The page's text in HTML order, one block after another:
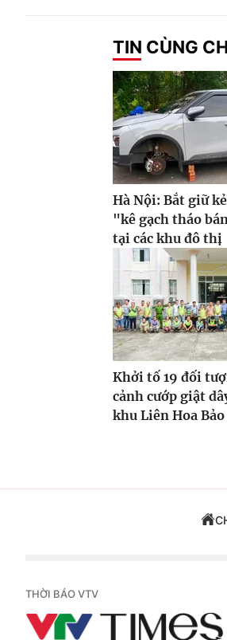
TIN CÙNG
Hà Nội: Bắt giữ
"kê gạch tháo
tại các khu đô thị
Khởi tố 19 đối
cảnh cướp giật
khu Liên Hoa
THỜI BÁO VTV